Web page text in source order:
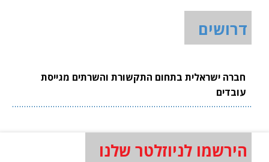
דרושים
חברה ישראלית בתחום התקשורת והשרתים מגייסת
עובדים
הירשמו לניוזלטר שלנו